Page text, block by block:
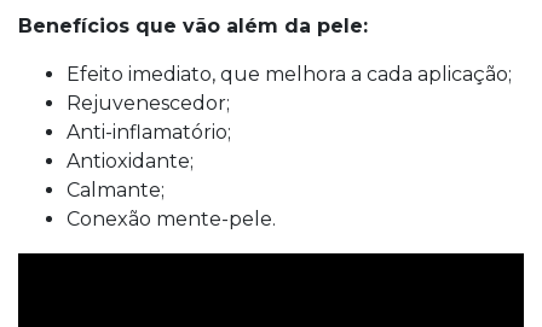
Benefícios que vão além da pele:
Efeito imediato, que melhora a cada aplicação;
Rejuvenescedor;
Anti-inflamatório;
Antioxidante;
Calmante;
Conexão mente-pele.